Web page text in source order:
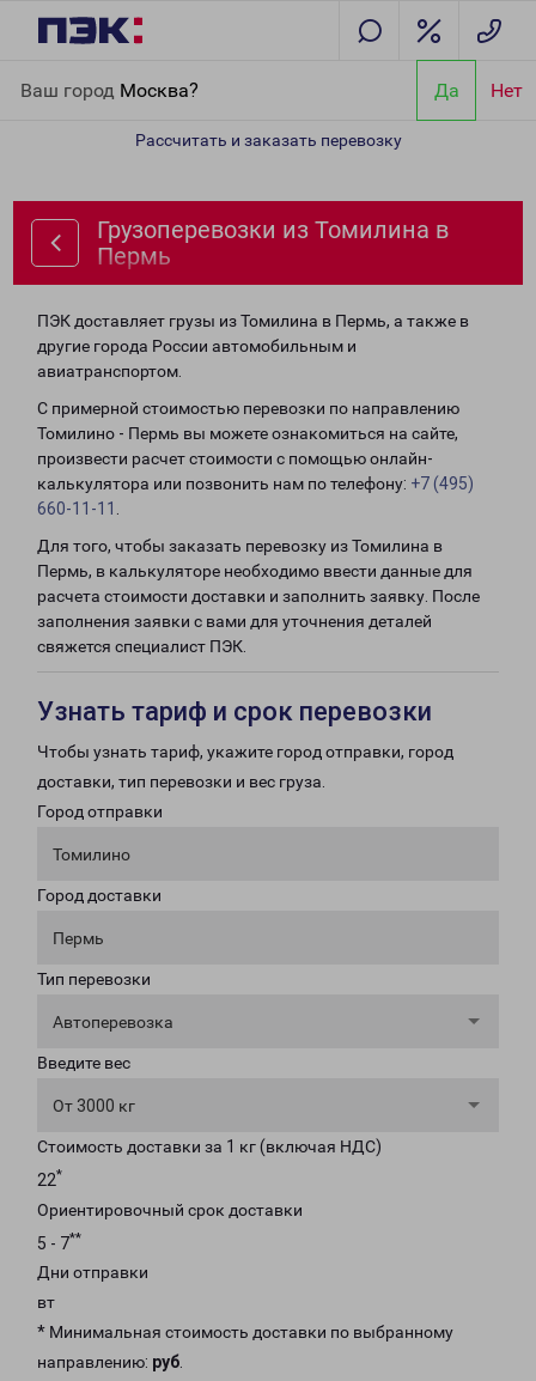
Ваш город Москва? Да Нет
Рассчитать и заказать перевозку
Грузоперевозки из Томилина в
Пермь
ПЭК доставляет грузы из Томилина в Пермь, а также в
другие города России автомобильным и
авиатранспортом.
С примерной стоимостью перевозки по направлению
Томилино - Пермь вы можете ознакомиться на сайте,
произвести расчет стоимости с помощью онлайн-
калькулятора или позвонить нам по телефону: +7 (495)
660-11-11
Для того, чтобы заказать перевозку из Томилина в
Пермь, в калькуляторе необходимо ввести данные для
расчета стоимости доставки и заполнить заявку. После
заполнения заявки с вами для уточнения деталей
свяжется специалист ПЭК.
Узнать тариф и срок перевозки
Чтобы узнать тариф, укажите город отправки, город
доставки, тип перевозки и вес груза.
Город отправки
Томилино
Город доставки
Пермь
Тип перевозки
Автоперевозка
Введите вес
От 3000 кг
Стоимость доставки за 1 кг (включая НДС)
22*
Ориентировочный срок доставки
5 - 7**
Дни отправки
вт
* Минимальная стоимость доставки по выбранному
направлению: руб.